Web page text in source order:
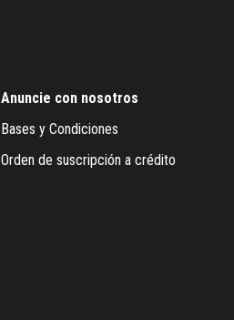
Anuncie con nosotros
Bases y Condiciones
Orden de suscripción a crédito